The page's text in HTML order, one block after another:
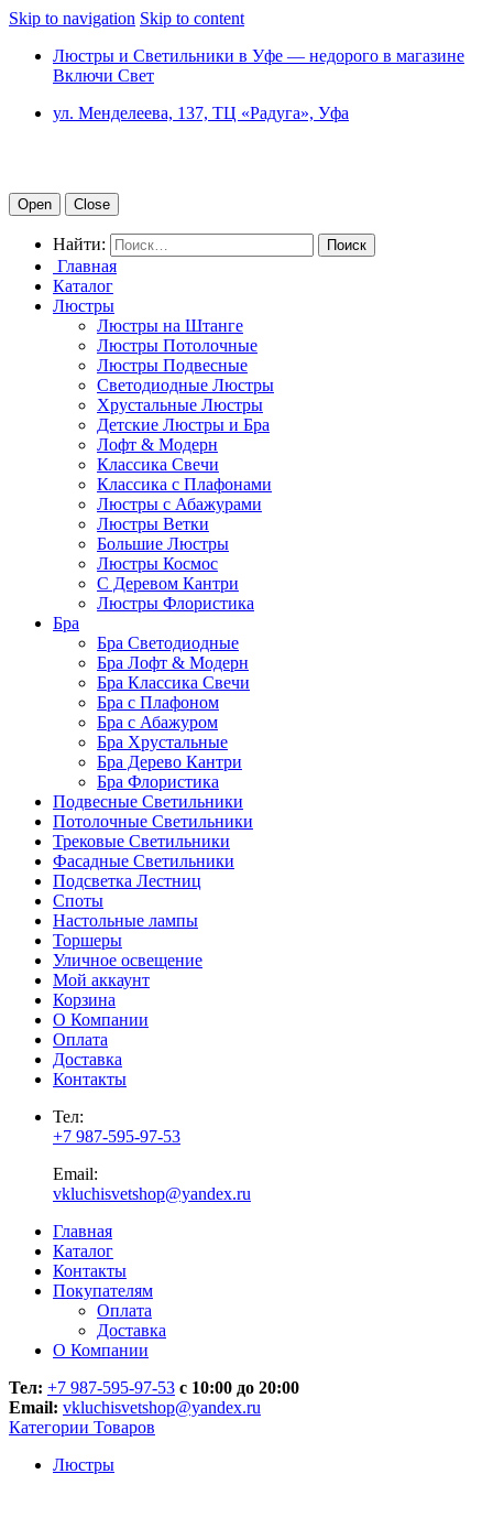
Skip to navigation Skip to content
Люстры и Светильники в Уфе — недорого в магазине
Включи Свет
ул. Менделеева, 137, ТЦ «Радуга», Уфа
Open Close
Найти:
Главная
Каталог
Люстры
Люстры на Штанге
Люстры Потолочные
Люстры Подвесные
Светодиодные Люстры
Хрустальные Люстры
Детские Люстры и Бра
Лофт & Модерн
Классика Свечи
Классика с Плафонами
Люстры с Абажурами
Люстры Ветки
Большие Люстры
Люстры Космос
С Деревом Кантри
Люстры Флористика
Бра
Бра Светодиодные
Бра Лофт & Модерн
Бра Классика Свечи
Бра с Плафоном
Бра с Абажуром
Бра Хрустальные
Бра Дерево Кантри
Бра Флористика
Подвесные Светильники
Потолочные Светильники
Трековые Светильники
Фасадные Светильники
Подсветка Лестниц
Споты
Настольные лампы
Торшеры
Уличное освещение
Мой аккаунт
Корзина
О Компании
Оплата
Доставка
Контакты
Тел:
+7 987-595-97-53
Email:
vkluchisvetshop@yandex.ru
Главная
Каталог
Контакты
Покупателям
Оплата
Доставка
О Компании
Тел: +7 987-595-97-53 с 10:00 до 20:00
Email: vkluchisvetshop@yandex.ru
Категории Товаров
Люстры